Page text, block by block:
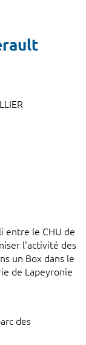
entre le CHU de
l'activité des
un Box dans le
de Lapeyronie
des